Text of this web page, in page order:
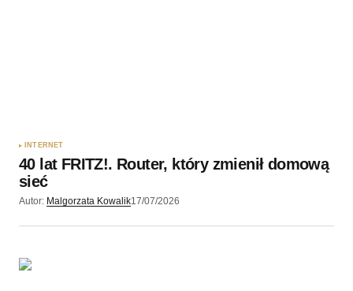
INTERNET
40 lat FRITZ!. Router, który zmienił domową
sieć
Autor: Malgorzata Kowalik17/07/2026